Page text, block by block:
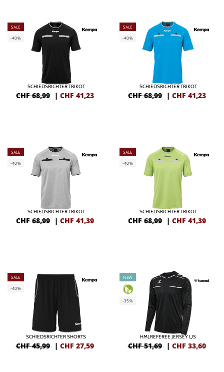
SALE
-40%
SCHIEDSRICHTER TRIKOT
CHF 68,99 | CHF 41,23
SALE
-40%
SCHIEDSRICHTER TRIKOT
CHF 68,99 | CHF 41,23
SALE
-40%
SCHIEDSRICHTER TRIKOT
CHF 68,99 | CHF 41,39
SALE
-40%
SCHIEDSRICHTER TRIKOT
CHF 68,99 | CHF 41,39
SALE
-40%
SCHIEDSRICHTER SHORTS
CHF 45,99 | CHF 27,59
NEW
-35%
HMLREFEREE JERSEY L/S
CHF 51,69 | CHF 33,60